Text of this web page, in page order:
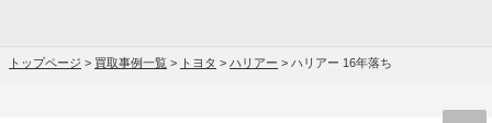
トップページ > 買取事例一覧 > トヨタ > ハリアー > ハリアー 16年落ち